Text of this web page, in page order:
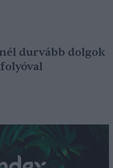
durvább dolgok